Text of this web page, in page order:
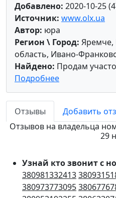
Добавлено: 2020-10-25
Источник: www.olx.ua
Автор: юра
Регион \ Город: Яремче,
область, Ивано-
Найдено: Продам
Подробнее
Отзывы
Добавить
Отзывов на владельца
29
Узнай кто звонит с
380981332413
380973773095